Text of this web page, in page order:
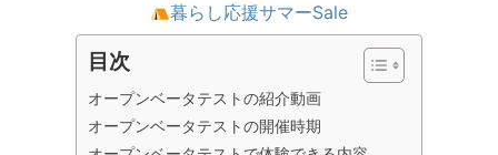
暮らし応援サマーSale
目次
オープンベータテストの紹介動画
オープンベータテストの開催時期